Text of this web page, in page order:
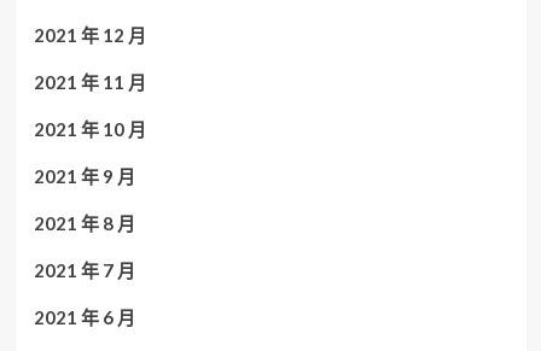
2021 年 12 月
2021 年 11 月
2021 年 10 月
2021 年 9 月
2021 年 8 月
2021 年 7 月
2021 年 6 月